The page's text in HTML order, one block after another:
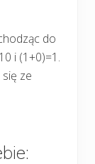
do
i (1+0)=1.
ze